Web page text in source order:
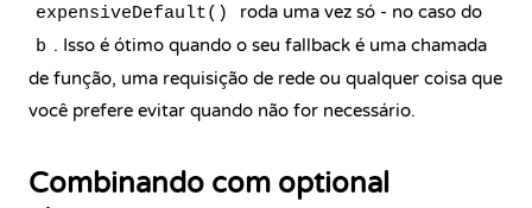
expensiveDefault() roda uma vez só - no caso do
b . Isso é ótimo quando o seu fallback é uma chamada
de função, uma requisição de rede ou qualquer coisa que
você prefere evitar quando não for necessário.
Combinando com optional